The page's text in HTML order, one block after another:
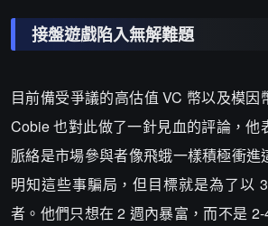
接盤遊戲陷入無解難題
目前備受爭議的高估值 VC 幣以及模因
Cobie 也對此做了一針見血的評論，他
脈絡是市場參與者像飛蛾一樣積極衝進
明知這些事騙局，但目標就是為了以
者。他們只想在 2 週內暴富，而不是